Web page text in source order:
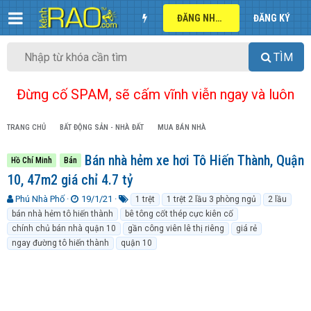
ĐĂNG NHẬP ĐĂNG KÝ
TÌM
Đừng cố SPAM, sẽ cấm vĩnh viễn ngay và luôn
TRANG CHỦ BẤT ĐỘNG SẢN - NHÀ ĐẤT MUA BÁN NHÀ
Hồ Chí Minh Bán
Bán nhà hẻm xe hơi Tô Hiến Thành, Quận
10, 47m2 giá chỉ 4.7 tỷ
T
h
r
e
a
Phú Nhà Phố
N
g
à
y
g
19/1/21
ừ
k
h
ó
1 trệt 1 trệt 2 lầu 3 phòng ngủ
2 lầu
bán nhà hẻm tô hiến thành
bê tông cốt thép cực kiên cố
chính chủ bán nhà quận 10
gần công viên lê thị riêng
giá rẻ
ngay đường tô hiến thành
quận 10